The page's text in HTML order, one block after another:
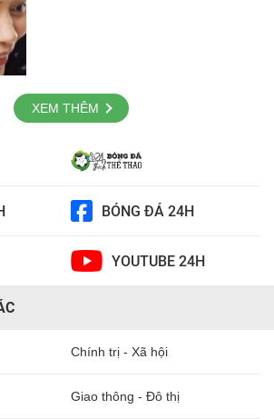
XEM THÊM
BÓNG ĐÁ 24H
YOUTUBE 24H
Chính trị - Xã hội
Giao thông - Đô thị